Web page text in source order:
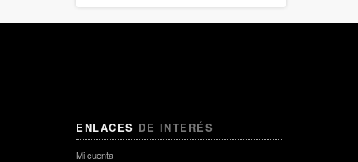
ENLACES DE INTERÉS
Mi cuenta